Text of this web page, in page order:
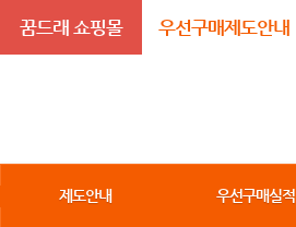
꿈드래 쇼핑몰 우선구매제도안내
제도안내 우선구매실적